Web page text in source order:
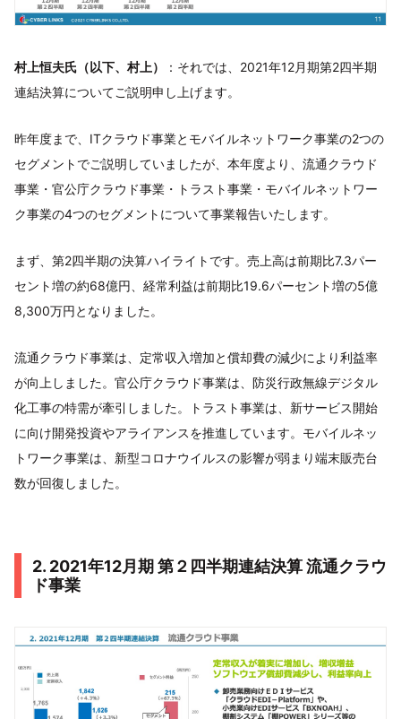
村上恒夫氏（以下、村上）
：それでは、2021年12月期第2四半期
連結決算についてご説明申し上げます。
昨年度まで、ITクラウド事業とモバイルネットワーク事業の2つの
セグメントでご説明していましたが、本年度より、流通クラウド
事業・官公庁クラウド事業・トラスト事業・モバイルネットワー
ク事業の4つのセグメントについて事業報告いたします。
まず、第2四半期の決算ハイライトです。売上高は前期比7.3パー
セント増の約68億円、経常利益は前期比19.6パーセント増の5億
8,300万円となりました。
流通クラウド事業は、定常収入増加と償却費の減少により利益率
が向上しました。官公庁クラウド事業は、防災行政無線デジタル
化工事の特需が牽引しました。トラスト事業は、新サービス開始
に向け開発投資やアライアンスを推進しています。モバイルネッ
トワーク事業は、新型コロナウイルスの影響が弱まり端末販売台
数が回復しました。
2. 2021年12月期 第２四半期連結決算 流通クラウ
ド事業